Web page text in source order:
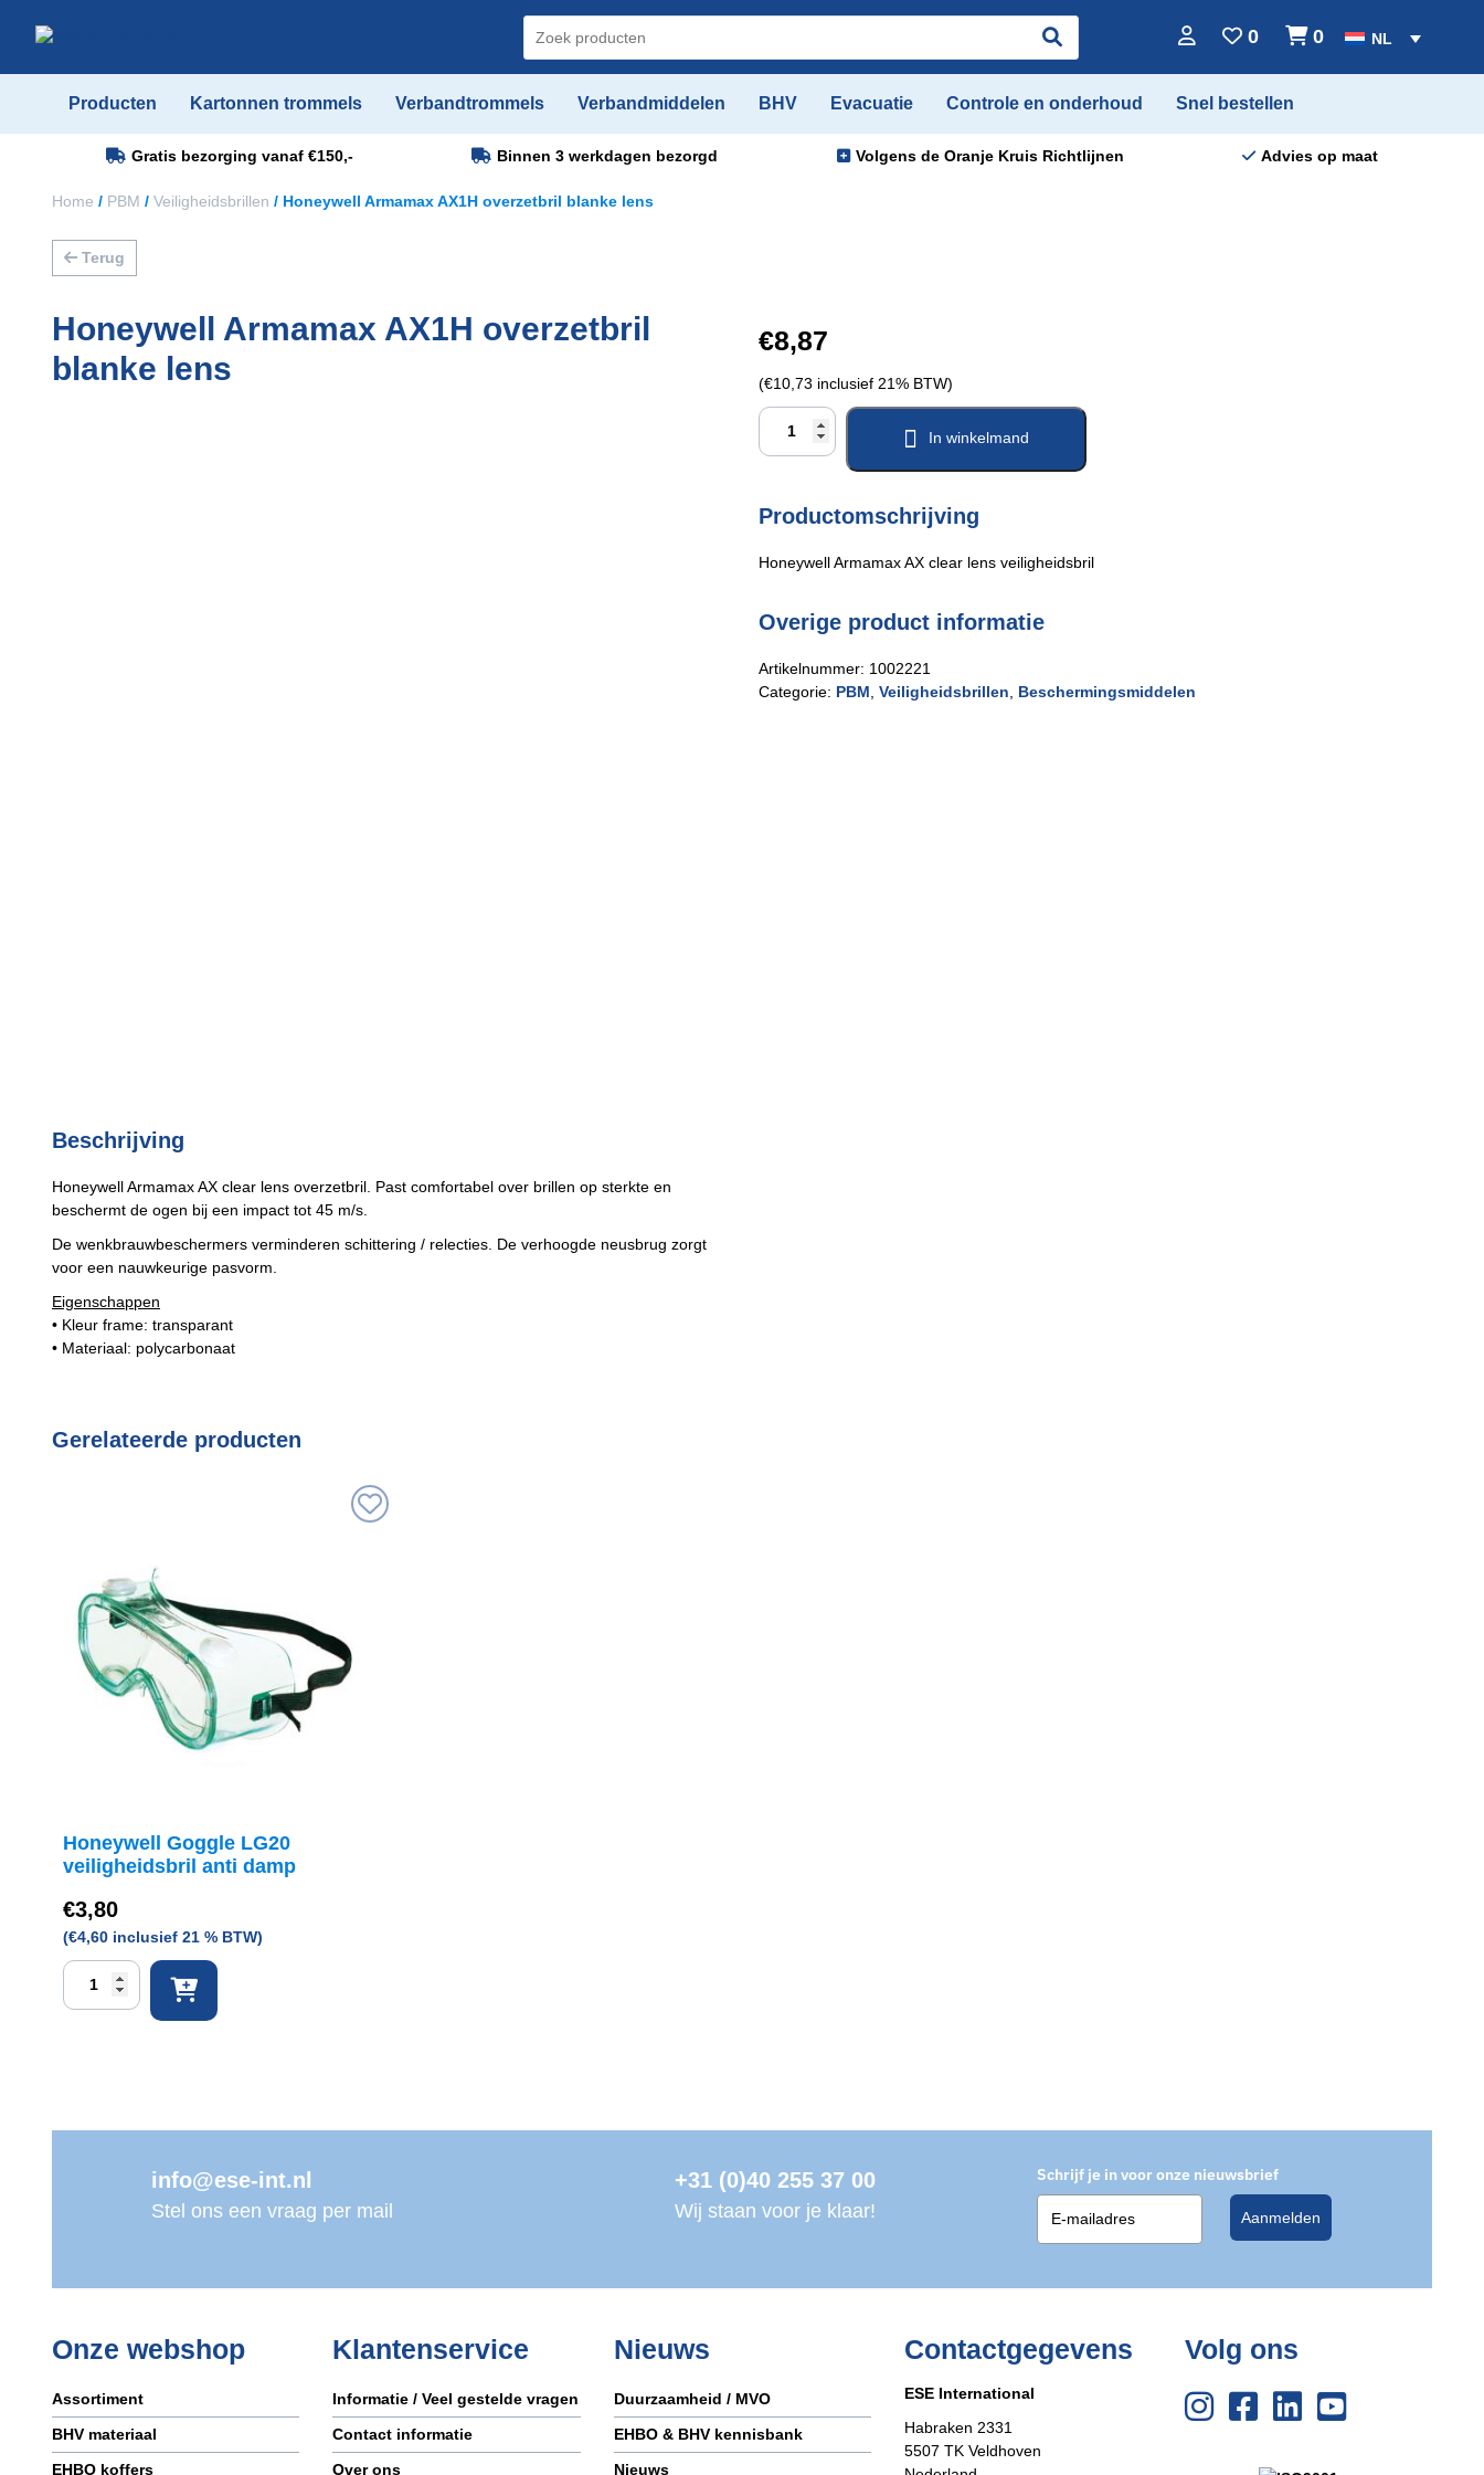
naar:
0 0 NL
Producten Kartonnen trommels Verbandtrommels Verbandmiddelen BHV Evacuatie Controle en onderhoud Snel bestellen
Gratis bezorging vanaf €150,- Binnen3 werkdagen bezorgd Volgens de Oranje Kruis Richtlijnen Advies op maat
Home / PBM / Veiligheidsbrillen / Honeywell Armamax AX1H overzetbril blanke lens
Terug
Honeywell Armamax AX1H overzetbril
blanke lens
Beschrijving
Honeywell Armamax AX clear lens overzetbril. Past comfortabel over brillen op sterkte en
beschermt de ogen bij een impact tot 45 m/s.
De wenkbrauwbeschermers verminderen schittering / relecties. De verhoogde neusbrug zorgt
voor een nauwkeurige pasvorm.
Eigenschappen
• Kleur frame: transparant
• Materiaal: polycarbonaat
€8,87
(€10,73 inclusief 21% BTW)
Honeywell
Armamax
blanke
aantal
In winkelmand
Productomschrijving
Honeywell Armamax AX clear lens veiligheidsbril
Overige product informatie
Artikelnummer: 1002221
Categorie: PBM Veiligheidsbrillen Beschermingsmiddelen
Gerelateerde producten
Honeywell Goggle LG20
veiligheidsbril anti damp
€3,80
(€4,60 inclusief 21 % BTW)
Honeywell
Goggle
info@ese-int.nl
Stel ons een vraag per mail
+31 (0)40 255 37 00
Wij staan voor je klaar!
Schrijf je in voor onze nieuwsbrief
Aanmelden
Onze webshop
Assortiment
BHV materiaal
EHBO koffers
Klantenservice
Informatie / Veel gestelde vragen
Contact informatie
Over ons
Nieuws
Duurzaamheid / MVO
EHBO & BHV kennisbank
Nieuws
Contactgegevens
ESE International
Habraken 2331
5507 TK Veldhoven
Volg ons